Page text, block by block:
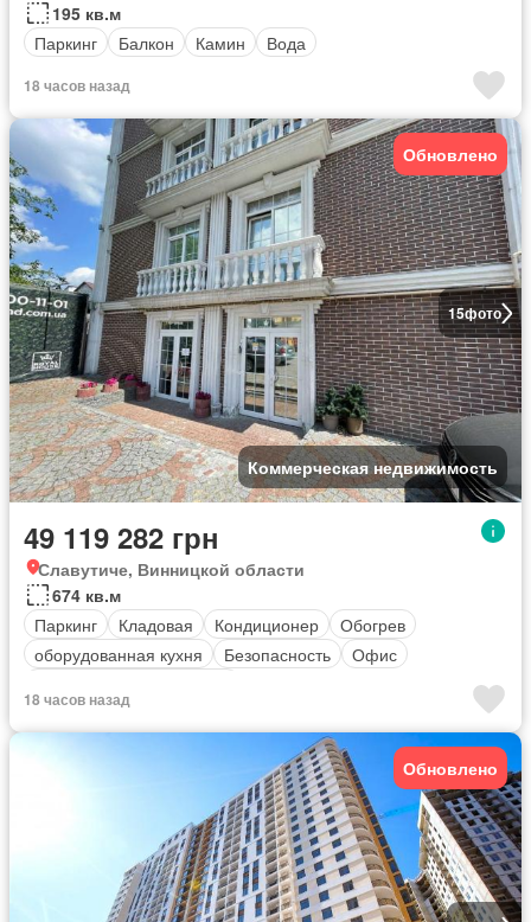
195 кв.м
Паркинг
Балкон Камин Вода
18 часов назад
15фото
Обновлено
Коммерческая недвижимость
49 119 282 грн
Славутиче, Винницкой области
674 кв.м
Паркинг
Кладовая Кондиционер
Обогрев
оборудованная кухня
Безопасность
Офис
18 часов назад
Обновлено